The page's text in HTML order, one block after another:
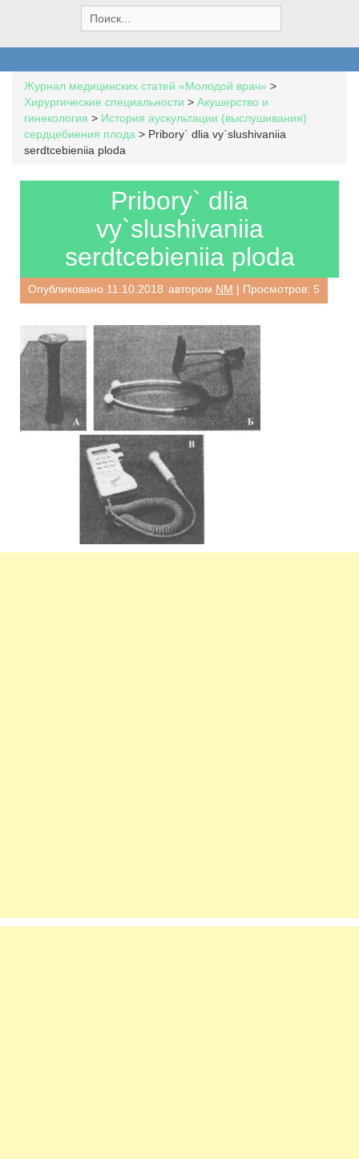
e
a
h
f
o
r
:
Журнал медицинских статей «Молодой врач» >
Хирургические специальности > Акушерство и
гинекология > История аускультации (выслушивания)
сердцебиения плода > Pribory` dlia vy`slushivaniia
serdtcebieniia ploda
Pribory` dlia
vy`slushivaniia
serdtcebieniia ploda
Опубликовано 11.10.2018 автором NM | Просмотров: 5